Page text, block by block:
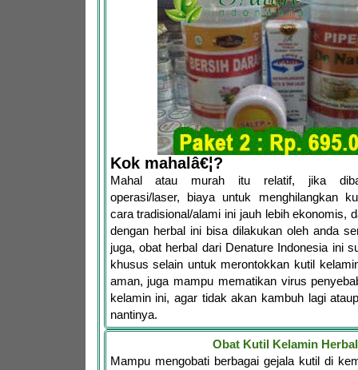
Kok mahalâ€¦?
Mahal atau murah itu relatif, jika
operasi/laser, biaya untuk menghilangkan
cara tradisional/alami ini jauh lebih ekonomis,
dengan herbal ini bisa dilakukan oleh anda
juga, obat herbal dari Denature Indonesia ini
khusus selain untuk merontokkan kutil
aman, juga mampu mematikan virus
kelamin ini, agar tidak akan kambuh lagi
nantinya.
Obat Kutil Kelamin Herbal
Mampu mengobati berbagai gejala kutil di